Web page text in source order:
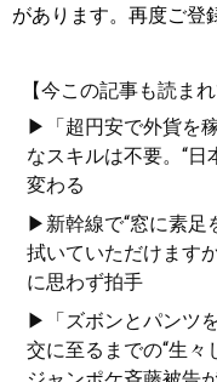
があります。再度ご登
【今この記事も読ま
▶「超円安で外貨を
なスキルは不要。“日
変わる
▶新幹線で“窓に素足
拭いていただけます
に思わず拍手
▶「ズボンとパンツ
交に至るまでの“生々